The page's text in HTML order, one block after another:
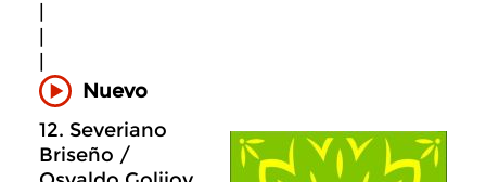
Nuevo
12. Severiano
Briseño /